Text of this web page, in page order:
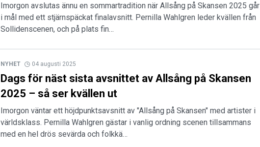
Imorgon avslutas ännu en sommartradition när Allsång på Skansen 2025 går
i mål med ett stjärnspäckat finalavsnitt. Pernilla Wahlgren leder kvällen från
Sollidenscenen, och på plats fin…
NYHET 04 augusti 2025
Dags för näst sista avsnittet av Allsång på Skansen
2025 – så ser kvällen ut
Imorgon väntar ett höjdpunktsavsnitt av "Allsång på Skansen" med artister i
världsklass. Pernilla Wahlgren gästar i vanlig ordning scenen tillsammans
med en hel drös sevärda och folkkä…